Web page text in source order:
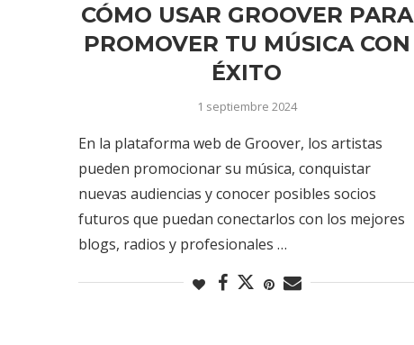
CÓMO USAR GROOVER PARA
PROMOVER TU MÚSICA CON
ÉXITO
1 septiembre 2024
En la plataforma web de Groover, los artistas
pueden promocionar su música, conquistar
nuevas audiencias y conocer posibles socios
futuros que puedan conectarlos con los mejores
blogs, radios y profesionales …